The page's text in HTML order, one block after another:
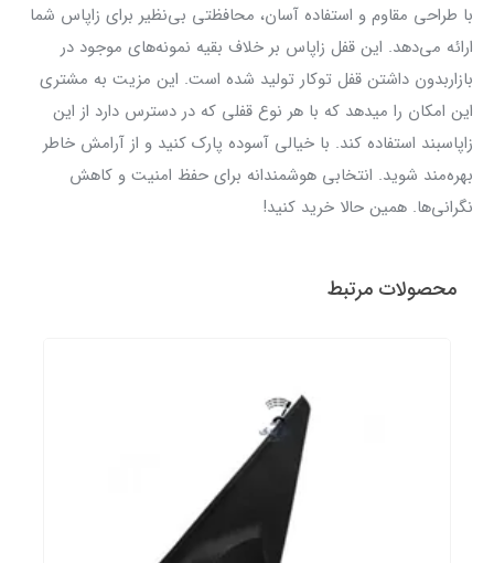
با طراحی مقاوم و استفاده آسان، محافظتی بی‌نظیر برای زاپاس شما
ارائه می‌دهد. این قفل زاپاس بر خلاف بقیه نمونه‌های موجود در
بازاربدون داشتن قفل توکار تولید شده‌ است. این مزیت به مشتری
این امکان را میدهد که با هر نوع قفلی که در دسترس دارد از این
زاپاسبند استفاده کند. با خیالی آسوده پارک کنید و از آرامش خاطر
بهره‌مند شوید. انتخابی هوشمندانه برای حفظ امنیت و کاهش
نگرانی‌ها. همین حالا خرید کنید!
محصولات مرتبط